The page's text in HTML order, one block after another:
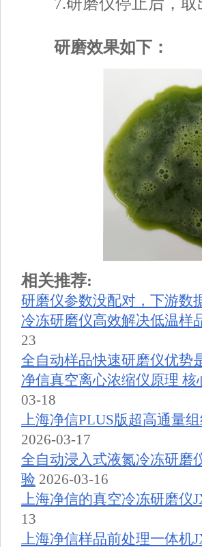
研磨效果如下：
相关推荐:
研磨仪参数没配对，下游数
冷冻研磨仪高效解决低温样
23
全自动样品快速研磨仪优势
净信真空离心浓缩仪原理
03-18
上海净信PLUS版超高通量
2026-03-17
全自动浸入式液氮冷冻研磨
验 2026-03-16
上海净信的真空冷冻研磨
13
上海净信样品前处理一体